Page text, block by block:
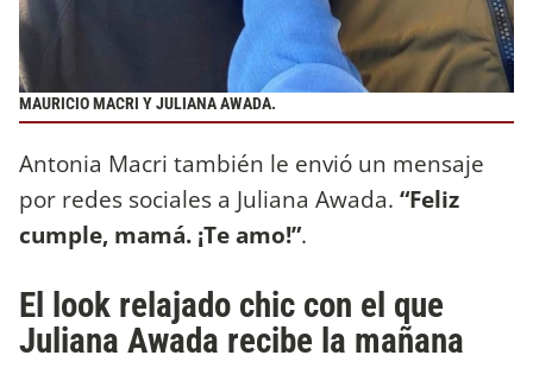
MAURICIO MACRI Y JULIANA AWADA.
Antonia Macri también le envió un mensaje
por redes sociales a Juliana Awada. “Feliz
cumple, mamá. ¡Te amo!”.
El look relajado chic con el que
Juliana Awada recibe la mañana